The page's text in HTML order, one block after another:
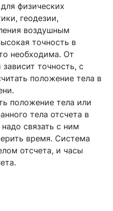
физических
геодезии,
воздушным
точность в
необходима. От
точность, с
положение тела в
положение тела или
тела отсчета в
связать с ним
время. Система
отсчета, и часы